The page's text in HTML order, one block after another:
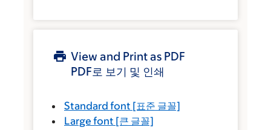
View and Print as PDF
PDF로 보기 및 인쇄
Standard font [표준 글꼴]
Large font [큰 글꼴]